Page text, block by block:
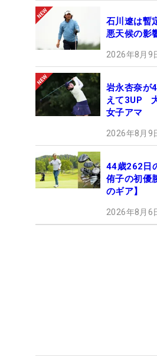
石川遼は暫
悪天候の影
2026年8月9
岩永杏奈が
えて3UP
女子アマ
2026年8月9
44歳262日
侑子の初優
のギア】
2026年8月6